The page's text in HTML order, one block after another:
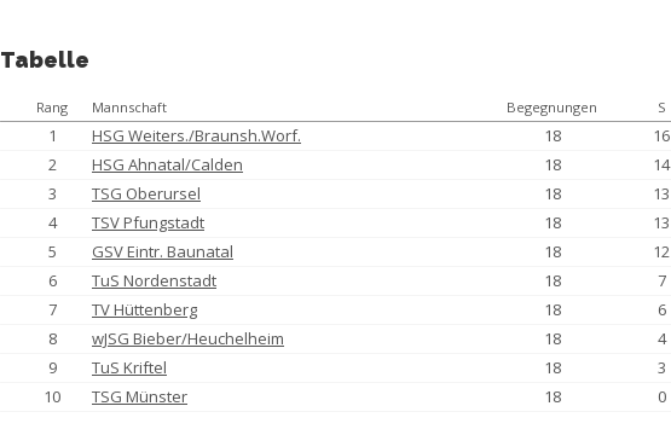
Tabelle
Rang Mannschaft Begegnungen S
1 HSG Weiters./Braunsh.Worf. 18 16
2
HSG Ahnatal/Calden 18 14
3
TSG Oberursel 18 13
4
TSV Pfungstadt 18 13
5
GSV Eintr. Baunatal 18 12
6
TuS Nordenstadt 18 7
7
TV Hüttenberg 18 6
8
wJSG Bieber/Heuchelheim 18 4
9
TuS Kriftel 18 3
10
TSG Münster 18 0